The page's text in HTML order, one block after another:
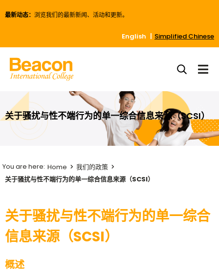
最新动态： 浏览我们的最新新闻、活动和更新。
English Simplified Chinese
关于骚扰与性不端行为的单一综合信息来源（SCSI）
Home
我们的政策
关于骚扰与性不端行为的单一综合信息来源（SCSI）
关于骚扰与性不端行为的单一综合
信息来源（SCSI）
概述